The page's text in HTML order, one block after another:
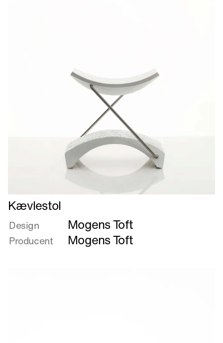
Læs
mere
om
Kævlestol
Kævlestol
Design Mogens Toft
Producent Mogens Toft